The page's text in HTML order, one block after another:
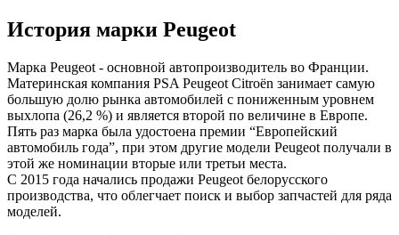
История марки Peugeot
Марка Peugeot - основной автопроизводитель во Франции.
Материнская компания PSA Peugeot Citroën занимает самую
большую долю рынка автомобилей с пониженным уровнем
выхлопа (26,2 %) и является второй по величине в Европе.
Пять раз марка была удостоена премии “Европейский
автомобиль года”, при этом другие модели Peugeot получали в
этой же номинации вторые или третьи места.
С 2015 года начались продажи Peugeot белорусского
производства, что облегчает поиск и выбор запчастей для ряда
моделей.